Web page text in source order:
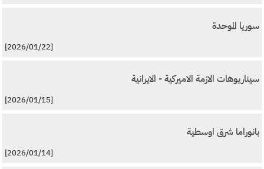
سوريا الموحدة
[2026/01/22]
سيناريوهات الازمة الاميركية - الايرانية
[2026/01/15]
بانوراما شرق اوسطية
[2026/01/14]